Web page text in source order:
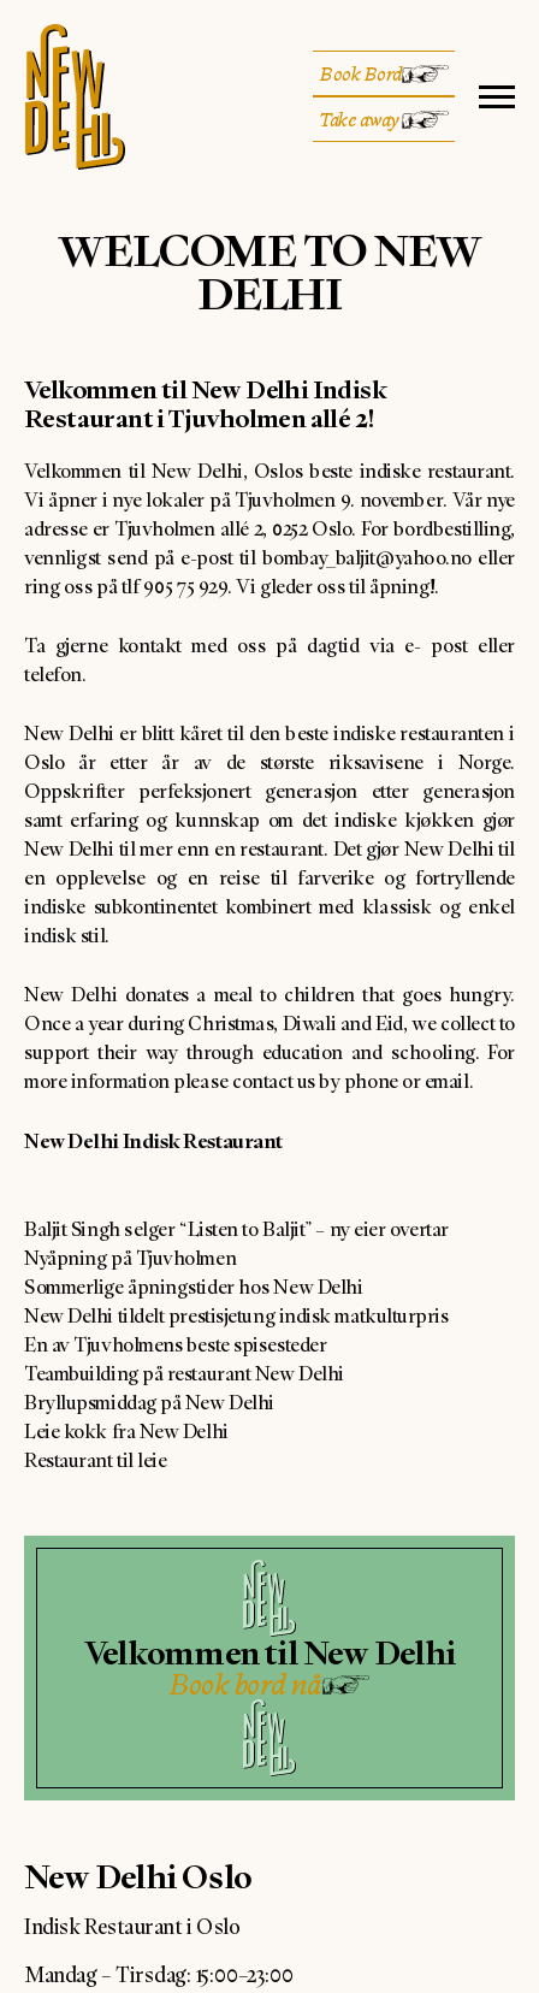
Book Bord
Take away
WELCOME TO NEW
DELHI
Baljit Singh selger “Listen to Baljit” – ny eier overtar
Nyåpning på Tjuvholmen
Sommerlige åpningstider hos New Delhi
New Delhi tildelt prestisjetung indisk matkulturpris
En av Tjuvholmens beste spisesteder
Teambuilding på restaurant New Delhi
Bryllupsmiddag på New Delhi
Leie kokk fra New Delhi
Restaurant til leie
Velkommen til New Delhi Indisk
Restaurant i Tjuvholmen allé 2!
Velkommen til New Delhi, Oslos beste indiske restaurant.
Vi åpner i nye lokaler på Tjuvholmen 9. november. Vår nye
adresse er Tjuvholmen allé 2, 0252 Oslo. For bordbestilling,
vennligst send på e-post til bombay_baljit@yahoo.no eller
ring oss på tlf 905 75 929. Vi gleder oss til åpning!.
Ta gjerne kontakt med oss på dagtid via e- post eller
telefon.
New Delhi er blitt kåret til den beste indiske restauranten i
Oslo år etter år av de største riksavisene i Norge.
Oppskrifter perfeksjonert generasjon etter generasjon
samt erfaring og kunnskap om det indiske kjøkken gjør
New Delhi til mer enn en restaurant. Det gjør New Delhi til
en opplevelse og en reise til farverike og fortryllende
indiske subkontinentet kombinert med klassisk og enkel
indisk stil.
New Delhi donates a meal to children that goes hungry.
Once a year during Christmas, Diwali and Eid, we collect to
support their way through education and schooling. For
more information please contact us by phone or email.
New Delhi Indisk Restaurant
Velkommen til New Delhi
Book bord nå
New Delhi Oslo
Indisk Restaurant i Oslo
Mandag – Tirsdag: 15:00–23:00